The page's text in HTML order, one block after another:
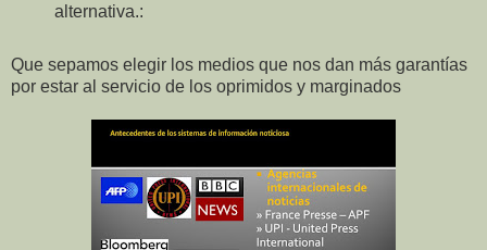
alternativa.:
Que sepamos elegir los medios que nos dan más garantías
por estar al servicio de los oprimidos y marginados